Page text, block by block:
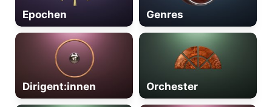
Epochen Genres
Dirigent:innen Orchester